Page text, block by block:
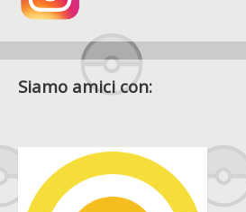
Siamo amici con: